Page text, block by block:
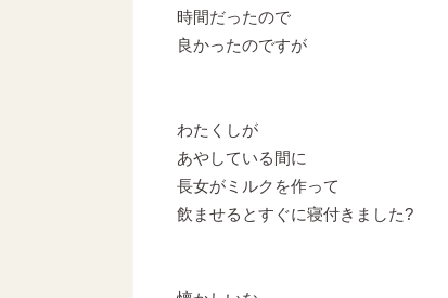
時間だったので
良かったのですが
わたくしが
あやしている間に
長女がミルクを作って
飲ませるとすぐに寝付きました?